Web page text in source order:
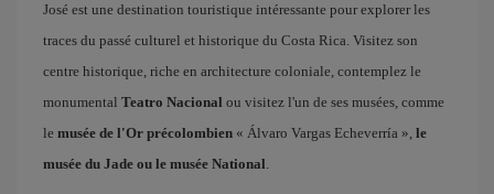
José est une destination touristique intéressante pour explorer les
traces du passé culturel et historique du Costa Rica. Visitez son
centre historique, riche en architecture coloniale, contemplez le
monumental Teatro Nacional ou visitez l'un de ses musées, comme
le musée de l'Or précolombien « Álvaro Vargas Echeverría », le
musée du Jade ou le musée National.